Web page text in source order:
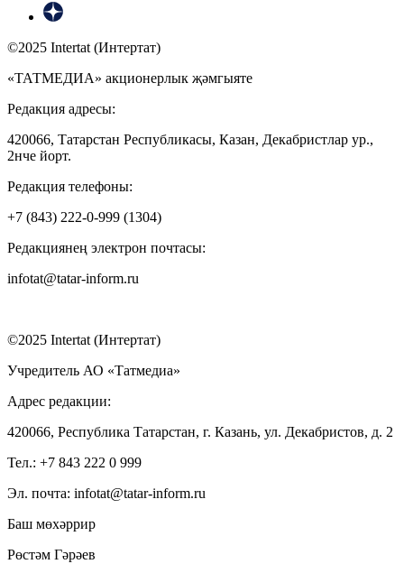
©2025 Intertat (Интертат)
«ТАТМЕДИА» акционерлык җәмгыяте
Редакция адресы:
420066, Татарстан Республикасы, Казан, Декабристлар ур.,
2нче йорт.
Редакция телефоны:
+7 (843) 222-0-999 (1304)
Редакциянең электрон почтасы:
infotat@tatar-inform.ru
©2025 Intertat (Интертат)
Учредитель АО «Татмедиа»
Адрес редакции:
420066, Республика Татарстан, г. Казань, ул. Декабристов, д. 2
Тел.: +7 843 222 0 999
Эл. почта: infotat@tatar-inform.ru
Баш мөхәррир
Рөстәм Гәрәев